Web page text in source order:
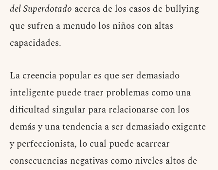
del Superdotado acerca de los casos de bullying
que sufren a menudo los niños con altas
capacidades.
La creencia popular es que ser demasiado
inteligente puede traer problemas como una
dificultad singular para relacionarse con los
demás y una tendencia a ser demasiado exigente
y perfeccionista, lo cual puede acarrear
consecuencias negativas como niveles altos de